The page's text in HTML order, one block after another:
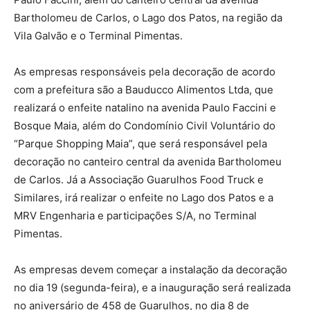
Bartholomeu de Carlos, o Lago dos Patos, na região da
Vila Galvão e o Terminal Pimentas.
As empresas responsáveis pela decoração de acordo
com a prefeitura são a Bauducco Alimentos Ltda, que
realizará o enfeite natalino na avenida Paulo Faccini e
Bosque Maia, além do Condomínio Civil Voluntário do
“Parque Shopping Maia”, que será responsável pela
decoração no canteiro central da avenida Bartholomeu
de Carlos. Já a Associação Guarulhos Food Truck e
Similares, irá realizar o enfeite no Lago dos Patos e a
MRV Engenharia e participações S/A, no Terminal
Pimentas.
As empresas devem começar a instalação da decoração
no dia 19 (segunda-feira), e a inauguração será realizada
no aniversário de 458 de Guarulhos, no dia 8 de